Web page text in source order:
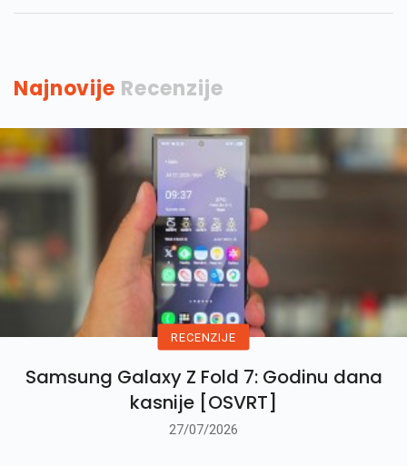
Najnovije Recenzije
RECENZIJE
Samsung Galaxy Z Fold 7: Godinu dana
kasnije [OSVRT]
27/07/2026